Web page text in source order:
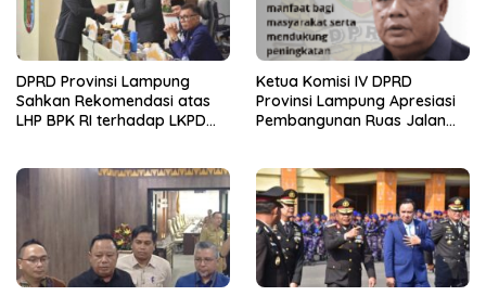
DPRD Provinsi Lampung
Sahkan Rekomendasi atas
LHP BPK RI terhadap LKPD
2025
Ketua Komisi IV DPRD
Provinsi Lampung Apresiasi
Pembangunan Ruas Jalan